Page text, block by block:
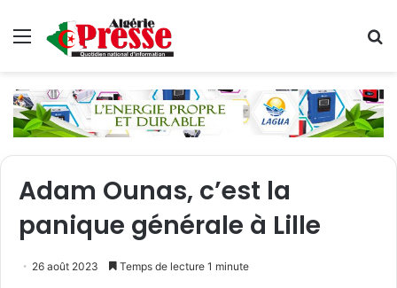
Menu
Adam Ounas, c’est la
panique générale à Lille
26 août 2023 Temps de lecture 1 minute